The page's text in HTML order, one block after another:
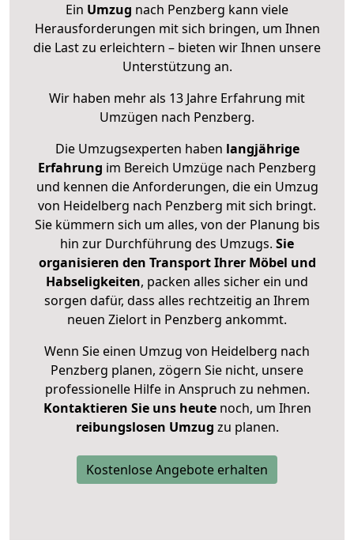
Ein Umzug nach Penzberg kann viele
Herausforderungen mit sich bringen, um Ihnen
die Last zu erleichtern – bieten wir Ihnen unsere
Unterstützung an.
Wir haben mehr als 13 Jahre Erfahrung mit
Umzügen nach Penzberg.
Die Umzugsexperten haben langjährige
Erfahrung im Bereich Umzüge nach Penzberg
und kennen die Anforderungen, die ein Umzug
von Heidelberg nach Penzberg mit sich bringt.
Sie kümmern sich um alles, von der Planung bis
hin zur Durchführung des Umzugs. Sie
organisieren den Transport Ihrer Möbel und
Habseligkeiten, packen alles sicher ein und
sorgen dafür, dass alles rechtzeitig an Ihrem
neuen Zielort in Penzberg ankommt.
Wenn Sie einen Umzug von Heidelberg nach
Penzberg planen, zögern Sie nicht, unsere
professionelle Hilfe in Anspruch zu nehmen.
Kontaktieren Sie uns heutenoch, um Ihren
reibungslosen Umzug zu planen.
Kostenlose Angebote erhalten